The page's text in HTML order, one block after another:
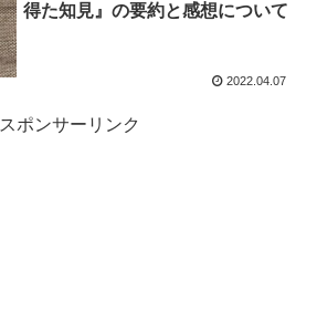
得た知見』の要約と感想について
2022.04.07
スポンサーリンク